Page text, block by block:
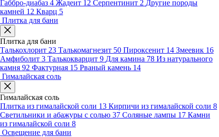
Габбро-диабаз 4 Жадеит 12 Серпентинит 2 Другие породы
камней 12 Кварц 5
Плитка для бани
Плитка для бани
Талькохлорит 23 Талькомагнезит 50 Пироксенит 14 Змеевик 16
Амфиболит 3 Талькокварцит 9 Для камина 78 Из натурального
камня 92 Фактурная 15 Рваный камень 14
Гималайская соль
Гималайская соль
Плитка из гималайской соли 13 Кирпичи из гималайской соли 8
Светильники и абажуры с солью 37 Соляные лампы 17 Камни
из гималайской соли 8
Освещение для бани